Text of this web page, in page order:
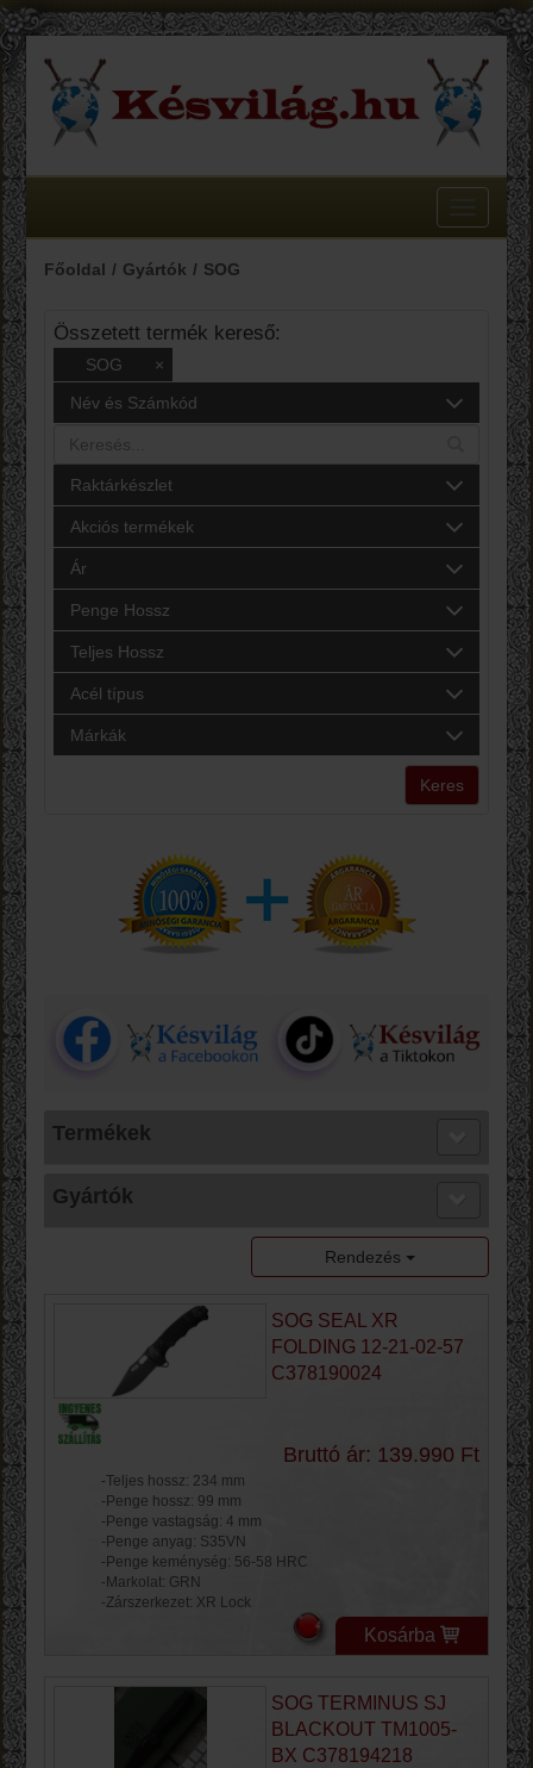
Toggle
Főoldal
Gyártók SOG
Összetett termék kereső:
SOG
×
Név és Számkód
Raktárkészlet
Akciós termékek
Ár
Penge Hossz
Teljes Hossz
Acél típus
Márkák
Keres
Termékek
Gyártók
Rendezés
SOG SEAL XR
FOLDING 12-21-02-57
C378190024
Bruttó ár: 139.990 Ft
-Teljes hossz: 234 mm
-Penge hossz: 99 mm
-Penge vastagság: 4 mm
-Penge anyag: S35VN
-Penge keménység: 56-58 HRC
-Markolat: GRN
-Zárszerkezet: XR Lock
Kosárba
SOG TERMINUS SJ
BLACKOUT TM1005-
BX C378194218